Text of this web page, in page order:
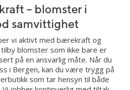
– blomster i
samvittighet
vi aktivt med bærekraft og
blomster som ikke bare er
på en ansvarlig måte. Når du
i Bergen, kan du være trygg på
som tar hensyn til både